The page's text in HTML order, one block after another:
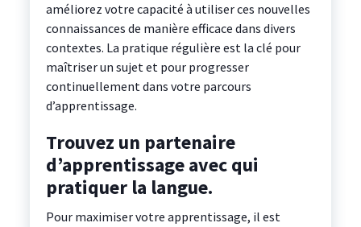
améliorez votre capacité à utiliser ces nouvelles
connaissances de manière efficace dans divers
contextes. La pratique régulière est la clé pour
maîtriser un sujet et pour progresser
continuellement dans votre parcours
d’apprentissage.
Trouvez un partenaire
d’apprentissage avec qui
pratiquer la langue.
Pour maximiser votre apprentissage, il est